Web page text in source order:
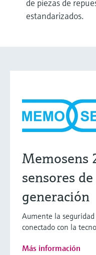
de piezas de
estandarizados.
Memosens
sensores
generación
Aumente la
conectado con la
Más información